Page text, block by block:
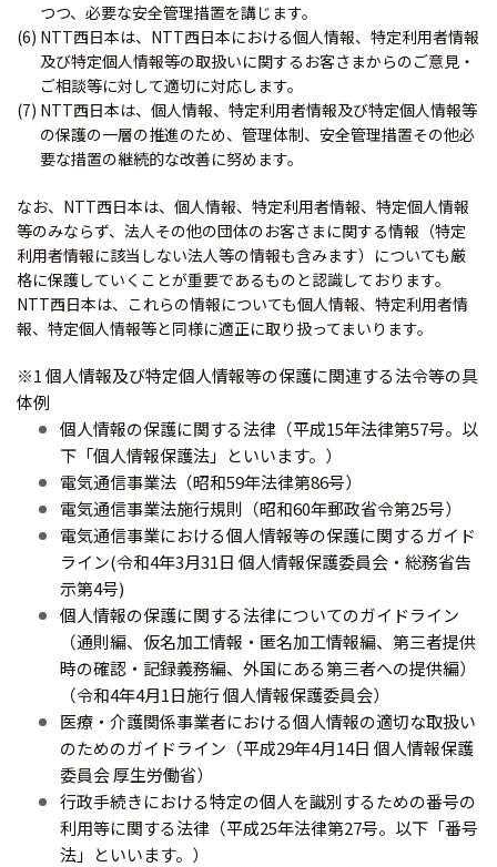
つつ、必要な安全管理措置を講じます。
(6) NTT西日本は、NTT西日本における個人情報、特定利用者情報
及び特定個人情報等の取扱いに関するお客さまからのご意見・
ご相談等に対して適切に対応します。
(7) NTT西日本は、個人情報、特定利用者情報及び特定個人情報等
の保護の一層の推進のため、管理体制、安全管理措置その他必
要な措置の継続的な改善に努めます。
なお、NTT西日本は、個人情報、特定利用者情報、特定個人情報
等のみならず、法人その他の団体のお客さまに関する情報（特定
利用者情報に該当しない法人等の情報も含みます）についても厳
格に保護していくことが重要であるものと認識しております。
NTT西日本は、これらの情報についても個人情報、特定利用者情
報、特定個人情報等と同様に適正に取り扱ってまいります。
※1 個人情報及び特定個人情報等の保護に関連する法令等の具
体例
個人情報の保護に関する法律（平成15年法律第57号。以
下「個人情報保護法」といいます。）
電気通信事業法（昭和59年法律第86号）
電気通信事業法施行規則（昭和60年郵政省令第25号）
電気通信事業における個人情報等の保護に関するガイド
ライン(令和4年3月31日 個人情報保護委員会・総務省告
示第4号)
個人情報の保護に関する法律についてのガイドライン
（通則編、仮名加工情報・匿名加工情報編、第三者提供
時の確認・記録義務編、外国にある第三者への提供編）
（令和4年4月1日施行 個人情報保護委員会）
医療・介護関係事業者における個人情報の適切な取扱い
のためのガイドライン（平成29年4月14日 個人情報保護
委員会 厚生労働省）
行政手続きにおける特定の個人を識別するための番号の
利用等に関する法律（平成25年法律第27号。以下「番号
法」といいます。）